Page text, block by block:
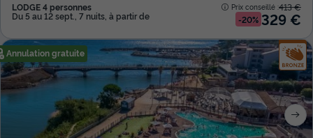
LODGE 4 personnes
Du 5 au 12 sept., 7 nuits, à partir de
Prix conseillé :413 €
-20% 329 €
Annulation gratuite